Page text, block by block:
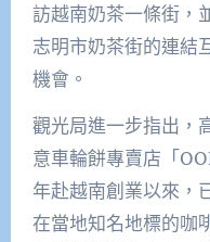
訪越南奶茶一條街，
志明市奶茶街的連結
機會。
觀光局進一步指出，
意車輪餅專賣店「
年赴越南創業以來，
在當地知名地標的咖